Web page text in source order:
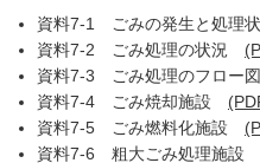
資料7-1 ごみの発生と処理
資料7-2 ごみ処理の状況
資料7-3 ごみ処理のフロー
資料7-4 ごみ焼却施設
資料7-5 ごみ燃料化施設
資料7-6 粗大ごみ処理施設